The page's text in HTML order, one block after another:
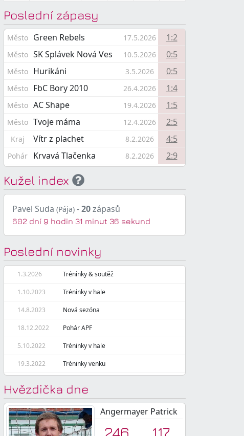
Poslední zápasy
Město Green Rebels 17.5.2026 1:2
Město SK Splávek Nová Ves 10.5.2026 0:5
Město Hurikáni 3.5.2026 0:5
Město FbC Bory 2010 26.4.2026 1:4
Město AC Shape 19.4.2026 1:5
Město Tvoje máma 12.4.2026 2:5
Kraj Vítr z plachet 8.2.2026 4:5
Pohár Krvavá Tlačenka 8.2.2026 2:9
Kužel index
Pavel Suda (Pája) -20zápasů
602 dní 9 hodin 31 minut 37 sekund
Poslední novinky
1.3.2026 Tréninky & soutěž
1.10.2023 Tréninky v hale
14.8.2023 Nová sezóna
18.12.2022 Pohár APF
5.10.2022 Tréninky v hale
19.3.2022 Tréninky venku
Hvězdička dne
Angermayer Patrick